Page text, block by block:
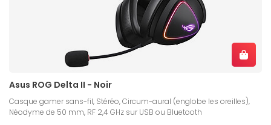
Asus ROG Delta II - Noir
Casque gamer sans-fil, Stéréo, Circum-aural (englobe les oreilles),
Néodyme de 50 mm, RF 2,4 GHz sur USB ou Bluetooth